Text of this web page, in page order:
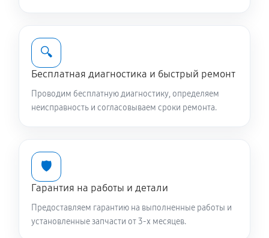
🔍
Бесплатная диагностика и быстрый ремонт
Проводим бесплатную диагностику, определяем
неисправность и согласовываем сроки ремонта.
🛡️
Гарантия на работы и детали
Предоставляем гарантию на выполненные работы и
установленные запчасти от 3-х месяцев.